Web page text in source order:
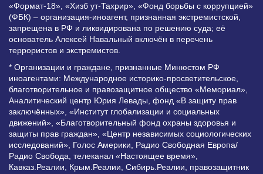
«Формат-18», «Хизб ут-Тахрир», «Фонд борьбы с коррупцией»
(ФБК) – организация-иноагент, признанная экстремистской,
запрещена в РФ и ликвидирована по решению суда; её
основатель Алексей Навальный включён в перечень
террористов и экстремистов.
* Организации и граждане, признанные Минюстом РФ
иноагентами: Международное историко-просветительское,
благотворительное и правозащитное общество «Мемориал»,
Аналитический центр Юрия Левады, фонд «В защиту прав
заключённых», «Институт глобализации и социальных
движений», «Благотворительный фонд охраны здоровья и
защиты прав граждан», «Центр независимых социологических
исследований», Голос Америки, Радио Свободная Европа/
Радио Свобода, телеканал «Настоящее время»,
Кавказ.Реалии, Крым.Реалии, Сибирь.Реалии, правозащитник